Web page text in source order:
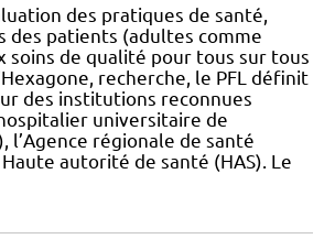
des pratiques de santé,
des patients (adultes comme
soins de qualité pour tous sur tous
recherche, le PFL définit
des institutions reconnues
universitaire de
l’Agence régionale de santé
Haute autorité de santé (HAS). Le